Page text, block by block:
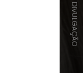
DIVULGAÇÃO